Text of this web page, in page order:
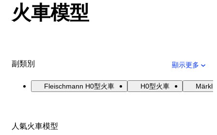
火車模型
副類別 顯示更多
Fleischmann H0型火車 H0型火車
人氣火車模型